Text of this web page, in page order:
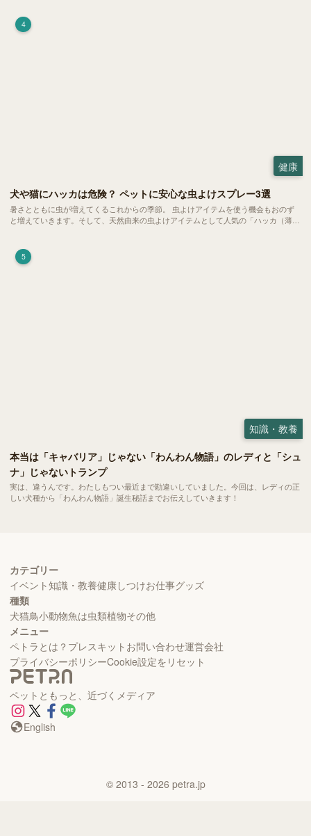
4
健康
犬や猫にハッカは危険？ ペットに安心な虫よけスプレー3選
暑さとともに虫が増えてくるこれからの季節。 虫よけアイテムを使う機会もおのず
と増えていきます。そして、天然由来の虫よけアイテムとして人気の「ハッカ（薄
5
知識・教養
本当は「キャバリア」じゃない「わんわん物語」のレディと「シュ
ナ」じゃないトランプ
実は、違うんです。わたしもつい最近まで勘違いしていました。今回は、レディの正
しい犬種から「わんわん物語」誕生秘話までお伝えしていきます！
カテゴリー
イベント知識・教養健康しつけお仕事グッズ
種類
犬猫鳥小動物魚は虫類植物その他
メニュー
ペトラとは？ プレスキット お問い合わせ運営会社
プライバシーポリシーCookie設定をリセット
ペットともっと、近づくメディア
English
© 2013 - 2026 petra.jp